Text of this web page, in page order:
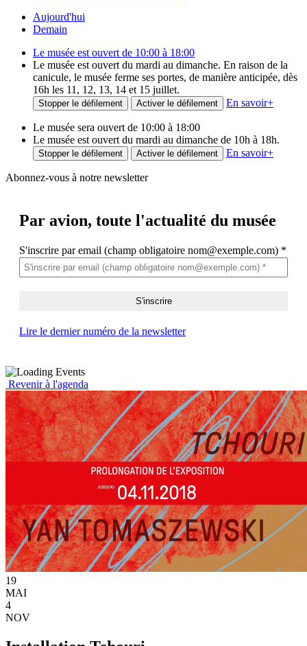
Aujourd'hui
Demain
Le musée est ouvert de 10:00 à 18:00
Le musée est ouvert du mardi au dimanche. En raison de la
canicule, le musée ferme ses portes, de manière anticipée, dès
16h les 11, 12, 13, 14 et 15 juillet.
Stopper le défilement Activer le défilement En savoir+
Le musée sera ouvert de 10:00 à 18:00
Le musée est ouvert du mardi au dimanche de 10h à 18h.
Stopper le défilement Activer le défilement En savoir+
Abonnez-vous à notre newsletter
Par avion, toute l'actualité du musée
S'inscrire par email (champ obligatoire nom@exemple.com) *
Lire le dernier numéro de la newsletter
Revenir à l'agenda
19
MAI
4
NOV